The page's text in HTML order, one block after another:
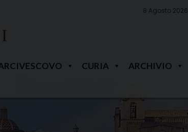
8 Agosto 2026
CURIA ARCHIVIO